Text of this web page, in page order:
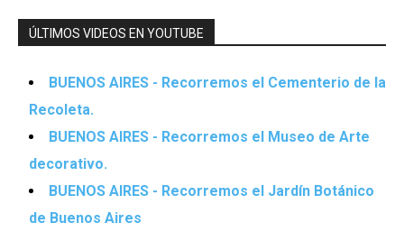
ÚLTIMOS VIDEOS EN YOUTUBE
BUENOS AIRES - Recorremos el Cementerio de la
Recoleta.
BUENOS AIRES - Recorremos el Museo de Arte
decorativo.
BUENOS AIRES - Recorremos el Jardín Botánico
de Buenos Aires